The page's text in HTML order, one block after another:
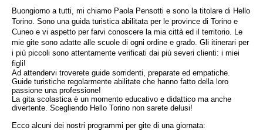
Buongiorno a tutti, mi chiamo Paola Pensotti e sono la titolare di Hello
Torino. Sono una guida turistica abilitata per le province di Torino e
Cuneo e vi aspetto per farvi conoscere la mia città ed il territorio. Le
mie gite sono adatte alle scuole di ogni ordine e grado. Gli itinerari per
i più piccoli sono attentamente verificati dai più severi clienti: i miei
figli!
Ad attendervi troverete guide sorridenti, preparate ed empatiche.
Guide turistiche regolarmente abilitate che hanno fatto della loro
passione una professione!
La gita scolastica è un momento educativo e didattico ma anche
divertente. Scegliendo Hello Torino non sarete delusi!
Ecco alcuni dei nostri programmi per gite di una giornata: